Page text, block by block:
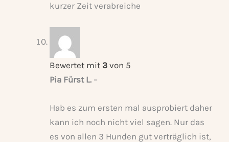
kurzer Zeit verabreiche
Bewertet mit 3 von 5
Pia Fürst L. –
Hab es zum ersten mal ausprobiert daher
kann ich noch nicht viel sagen. Nur das
es von allen 3 Hunden gut verträglich ist,